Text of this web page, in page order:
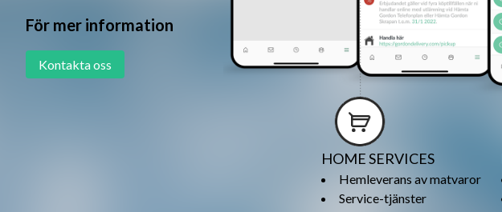
För mer information
Kontakta oss
HOME SERVICES
Hemleverans av matvaror
Service-tjänster